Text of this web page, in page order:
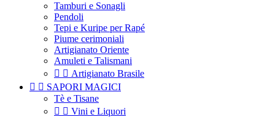
Tamburi e Sonagli
Pendoli
Tepi e Kuripe per Rapé
Piume cerimoniali
Artigianato Oriente
Amuleti e Talismani
  Artigianato Brasile
  SAPORI MAGICI
Tè e Tisane
  Vini e Liquori